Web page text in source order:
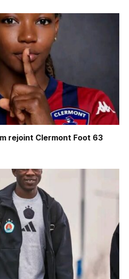
rejoint Clermont Foot 63